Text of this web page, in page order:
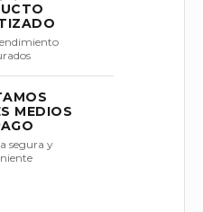
MEDIOS
segura y